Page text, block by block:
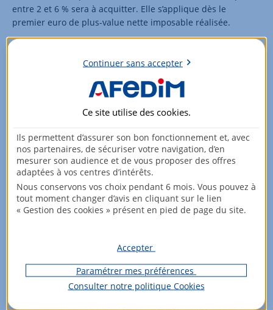
entre 2 et 6 % sera à acquitter. Elle s’applique dès le
premier euro de plus-value nette imposable réalisée.
La taxe sur la plus-value immobilière réalisée sur la vente
d’un bien non exonéré peut être importante. Par
conséquent, il convient d’en tenir compte dès la genèse
du projet de vente. Vous pouvez bien évidemment vous
rapprocher de votre notaire ou contactez l’un de nos experts
en investissement immobilier. Une précaution
Partager :
Continuer sans accepter
Ce site utilise des cookies.
Ils permettent d’assurer son bon fonctionnement et, avec
nos partenaires, de sécuriser votre navigation, d’en
mesurer son audience et de vous proposer des offres
adaptées à vos centres d’intérêts.
Nous conservons vos choix pendant 6 mois. Vous pouvez à
tout moment changer d’avis en cliquant sur le lien
« Gestion des cookies » présent en pied de page du site.
Accepter
Paramétrer mes préférences
Consulter notre politique Cookies